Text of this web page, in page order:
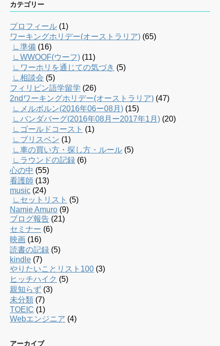
カテゴリー
プロフィール (1)
ワーキングホリデー(オーストラリア) (65)
∟準備 (16)
∟WWOOF(ウーフ) (11)
∟ワーホリを通じての気づき (5)
∟相談会 (5)
フィリピン語学留学 (26)
2ndワーキングホリデー(オーストラリア) (47)
∟メルボルン(2016年06ー08月) (15)
∟バンダバーグ(2016年08月ー2017年1月) (20)
∟ゴールドコースト (1)
∟ブリスベン (1)
∟車の買い方・探し方・ルール (5)
∟ラウンドの記録 (6)
心の中 (55)
看護師 (13)
music (24)
∟セットリスト (5)
Namie Amuro (9)
ブログ報告 (21)
セミナー (6)
映画 (16)
読書の記録 (5)
kindle (7)
やりたいことリスト100 (3)
ヒッチハイク (5)
親知らず (3)
未分類 (7)
TOEIC (1)
Webエンジニア (4)
アーカイブ